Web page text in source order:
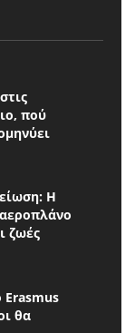
πού
Η
ζωές
Erasmus
θα